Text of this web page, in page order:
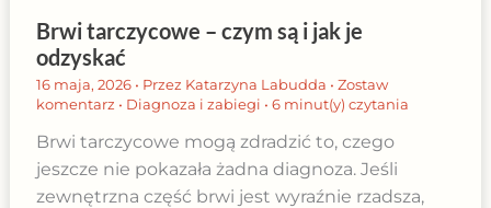
Brwi tarczycowe – czym są i jak je
odzyskać
16 maja, 2026 • Przez Katarzyna Labudda • Zostaw
komentarz • Diagnoza i zabiegi • 6 minut(y) czytania
Brwi tarczycowe mogą zdradzić to, czego
jeszcze nie pokazała żadna diagnoza. Jeśli
zewnętrzna część brwi jest wyraźnie rzadsza,